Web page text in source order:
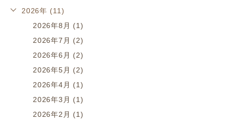
2026年 (11)
2026年8月 (1)
2026年7月 (2)
2026年6月 (2)
2026年5月 (2)
2026年4月 (1)
2026年3月 (1)
2026年2月 (1)